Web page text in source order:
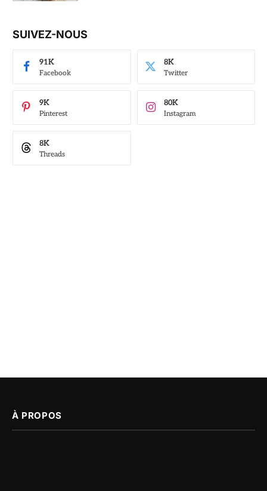
SUIVEZ-NOUS
Facebook
91K
Twitter
8K
Pinterest
9K
Instagram
80K
Threads
8K
À PROPOS